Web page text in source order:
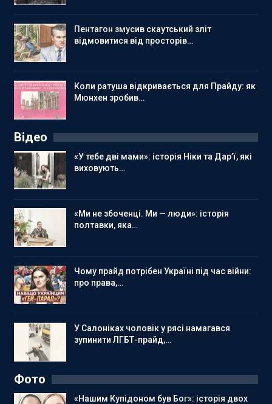
Пентагон змусив скаутський зліт
відмовитися від просторів…
Коли ратуша відкривається для Прайду: як
Мюнхен зробив…
Відео
«У тебе дві мами»: історія Ніки та Дар’ї, які
виховують…
«Ми не збоченці. Ми — люди»: історія
полтавки, яка…
Чому прайд потрібен Україні під час війни:
про права,…
У Салоніках чоловік у рясі намагався
зупинити ЛГБТ-прайд,…
Фото
«Нашим Купідоном був Бог»: історія двох